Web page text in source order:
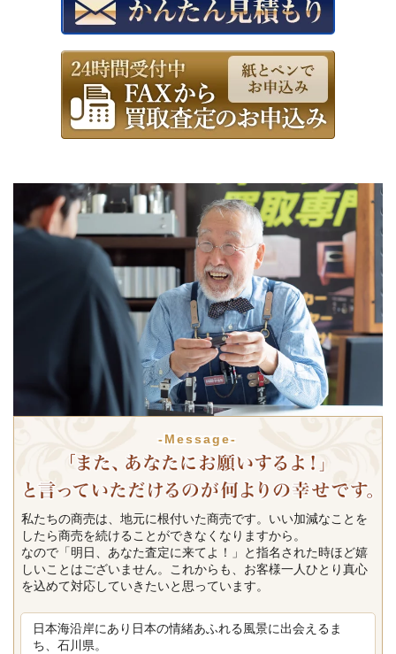
-Message-
私たちの商売は、地元に根付いた商売です。いい加減なことを
したら商売を続けることができなくなりますから。
なので「明日、あなた査定に来てよ！」と指名された時ほど嬉
しいことはございません。これからも、お客様一人ひとり真心
を込めて対応していきたいと思っています。
日本海沿岸にあり日本の情緒あふれる風景に出会えるま
ち、石川県。